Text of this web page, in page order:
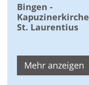
Bingen -
Kapuzinerkirche
St. Laurentius
Mehr anzeigen